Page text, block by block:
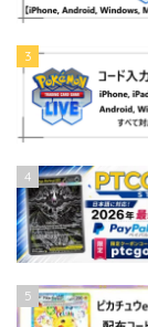
3
4
5